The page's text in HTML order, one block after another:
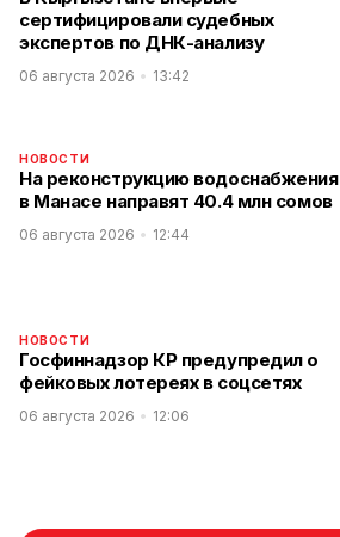
сертифицировали судебных
экспертов по ДНК-анализу
06 августа 2026 13:42
НОВОСТИ
На реконструкцию водоснабжения
в Манасе направят 40.4 млн сомов
06 августа 2026 12:44
НОВОСТИ
Госфиннадзор КР предупредил о
фейковых лотереях в соцсетях
06 августа 2026 12:06